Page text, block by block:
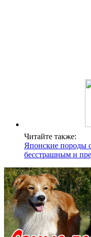
Читайте также:
Японские породы
бесстрашным и